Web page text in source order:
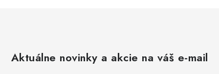
Aktuálne novinky a akcie na váš e-mail